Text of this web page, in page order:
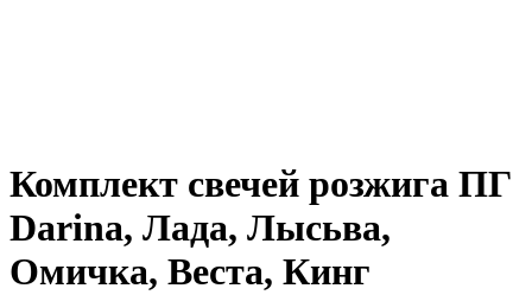
Комплект свечей розжига ПГ
Darina, Лада, Лысьва,
Омичка, Веста, Кинг